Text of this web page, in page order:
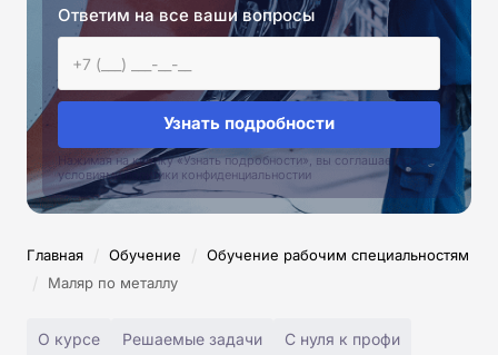
Ответим на все ваши вопросы
Узнать подробности
Нажимая на кнопку «Узнать подробности», вы соглашаетесь с
условиями политики конфиденциальностии
Главная / Обучение / Обучение рабочим специальностям
/ Маляр по металлу
О курсе Решаемые задачи С нуля к профи